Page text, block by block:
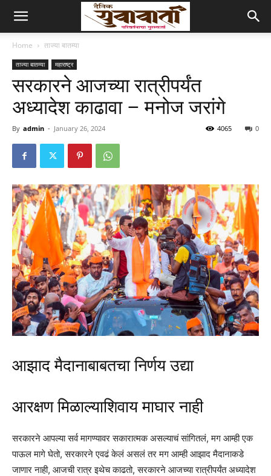
Home ताज्या बातम्या
ताज्या बातम्या महाराष्ट्र
सरकारने आजच्या रात्रीपर्यंत
अध्यादेश काढावा – मनोज जरांगे
By admin - January 26, 2024 0
4065
आझाद मैदानाबाबतचा निर्णय उद्या
आरक्षण मिळाल्याशिवाय माघार नाही
सरकारने आपल्या सर्व मागण्यावर सकारात्मक असल्याचं सांगितलं, मग आम्ही एक
पाऊल मागे घेतो, सरकारने एवढं केलं असलं तर मग आम्ही आझाद मैदानाकडे
जाणार नाही, आजची रात्र इथेच काढतो, सरकारने आजच्या रात्रीपर्यंत अध्यादेश